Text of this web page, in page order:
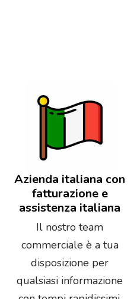
Azienda italiana con
fatturazione e
assistenza italiana
Il nostro team
commerciale è a tua
disposizione per
qualsiasi informazione